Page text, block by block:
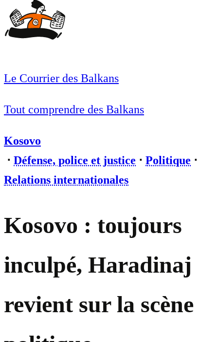
Le Courrier des Balkans
Tout comprendre des Balkans
Kosovo
⋅ Défense, police et justice ⋅ Politique ⋅
Relations internationales
Kosovo : toujours
inculpé, Haradinaj
revient sur la scène